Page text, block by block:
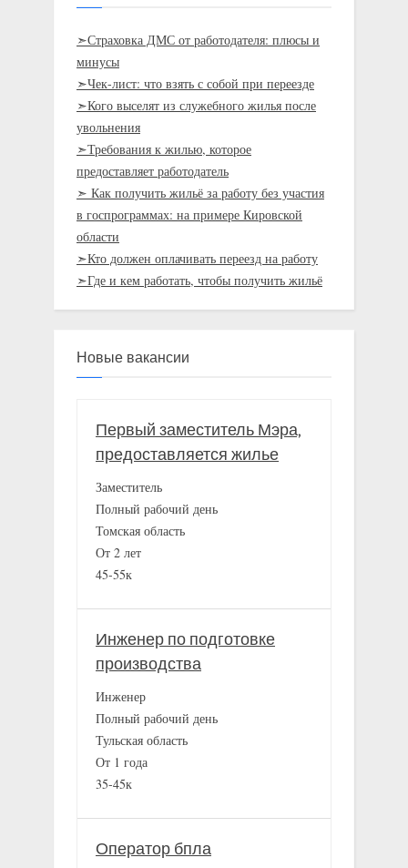
➣Страховка ДМС от работодателя: плюсы и
минусы
➣Чек-лист: что взять с собой при переезде
➣Кого выселят из служебного жилья после
увольнения
➣Требования к жилью, которое
предоставляет работодатель
➣ Как получить жильё за работу без участия
в госпрограммах: на примере Кировской
области
➣Кто должен оплачивать переезд на работу
➣Где и кем работать, чтобы получить жильё
Новые вакансии
Первый заместитель Мэра,
предоставляется жилье
Заместитель
Полный рабочий день
Томская область
От 2 лет
45-55к
Инженер по подготовке
производства
Инженер
Полный рабочий день
Тульская область
От 1 года
35-45к
Оператор бпла